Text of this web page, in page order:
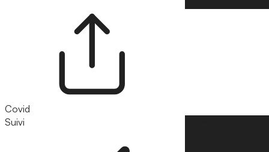
Covid
Suivi